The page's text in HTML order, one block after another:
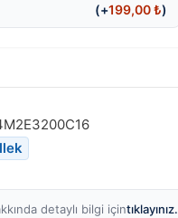
(+199,00₺)
detaylı bilgi içintıklayınız.